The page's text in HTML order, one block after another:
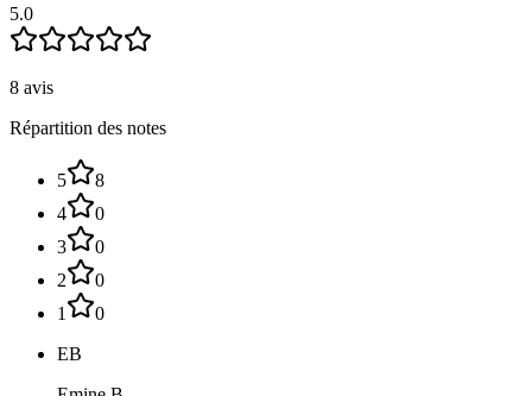
5.0
8 avis
Répartition des notes
5
8
4
0
3
0
2
0
1
0
EB